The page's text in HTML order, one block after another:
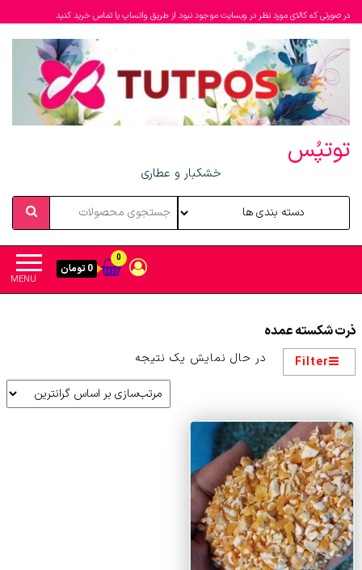
در صورتی که کالای مورد نظر در وبسایت موجود نبود از طریق واتساپ یا تماس خرید کنید
توتپُس
خشکبار و عطاری
MENU
0
0 تومان
ذرت شکسته عمده
Filter در حال نمایش یک نتیجه